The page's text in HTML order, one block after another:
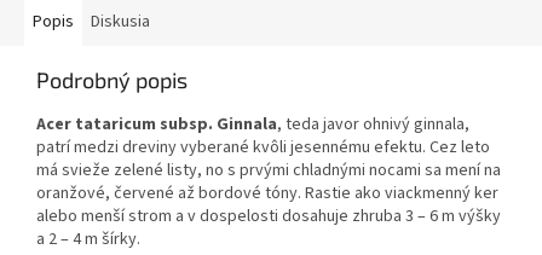
Popis Diskusia
Podrobný popis
Acer tataricum subsp. Ginnala, teda javor ohnivý ginnala,
patrí medzi dreviny vyberané kvôli jesennému efektu. Cez leto
má svieže zelené listy, no s prvými chladnými nocami sa mení na
oranžové, červené až bordové tóny. Rastie ako viackmenný ker
alebo menší strom a v dospelosti dosahuje zhruba 3 – 6 m výšky
a 2 – 4 m šírky.